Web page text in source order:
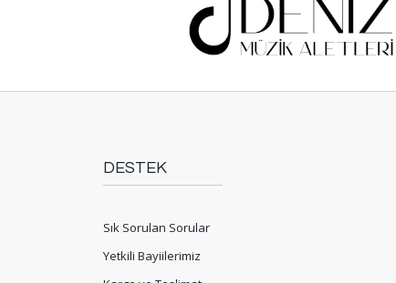
DESTEK
Sık Sorulan Sorular
Yetkili Bayiilerimiz